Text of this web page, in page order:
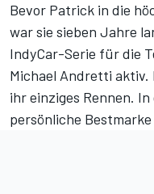
Bevor Patrick in die
war sie sieben Jahre
IndyCar-Serie für die
Michael Andretti aktiv.
ihr einziges Rennen. In
persönliche